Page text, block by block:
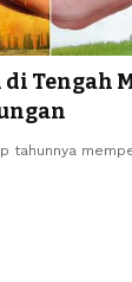
Tengah
tahunnya